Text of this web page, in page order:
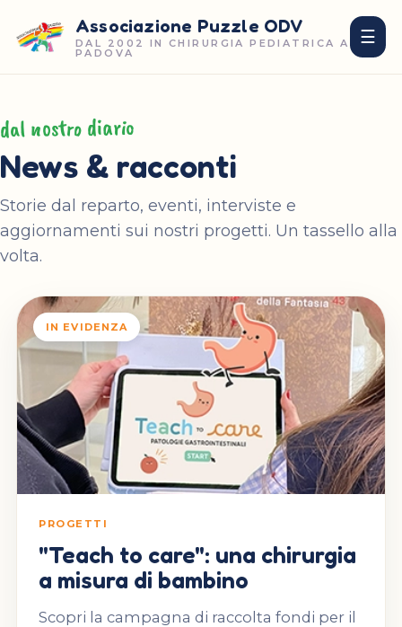
Associazione Puzzle ODV
DAL 2002 IN CHIRURGIA PEDIATRICA A
PADOVA
☰
dal nostro diario
News & racconti
Storie dal reparto, eventi, interviste e
aggiornamenti sui nostri progetti. Un tassello alla
volta.
IN EVIDENZA
PROGETTI
"Teach to care": una chirurgia
a misura di bambino
Scopri la campagna di raccolta fondi per il